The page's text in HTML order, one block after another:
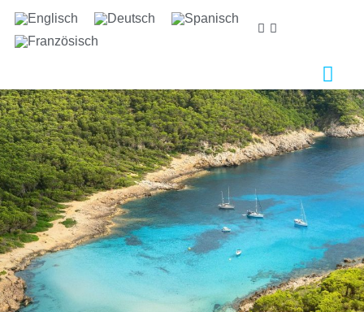
Wir sorgen uns um ihre privatsphäre
Wir verwenden Cookies, die für das ordnungsgemäße
Funktionieren dieser Website unbedingt erforderlich
sind, sowie Cookies, die der Verbesserung und
individuellen Gestaltung dieser Website dienen, um
statistische Analysen durchzuführen und Ihnen auf Ihre
Interessen abgestimmte Werbung zukommen zu
lassen. Sie können alle nicht notwendigen Cookies
akzeptieren oder ablehnen, indem Sie auf die
entsprechende Schaltfläche "Alle akzeptieren" oder
"Ablehnen" klicken, oder sie nach Ihren Wünschen
konfigurieren, indem Sie auf die Schaltfläche
"Einstellen" klicken. Für weitere Informationen
besuchen Sie bitte unsere
Cookie-Richtlinie.